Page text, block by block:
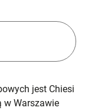
jest Chiesi
w Warszawie